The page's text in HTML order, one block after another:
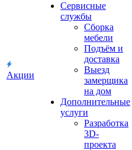
Акции
Сервисные
службы
Сборка
мебели
Подъём и
доставка
Выезд
замерщика
на дом
Дополнительные
услуги
Разработка
3D-
проекта